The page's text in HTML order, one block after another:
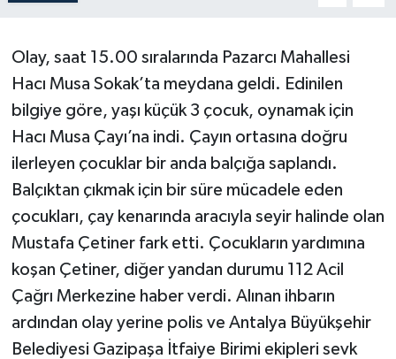
Olay, saat 15.00 sıralarında Pazarcı Mahallesi
Hacı Musa Sokak’ta meydana geldi. Edinilen
bilgiye göre, yaşı küçük 3 çocuk, oynamak için
Hacı Musa Çayı’na indi. Çayın ortasına doğru
ilerleyen çocuklar bir anda balçığa saplandı.
Balçıktan çıkmak için bir süre mücadele eden
çocukları, çay kenarında aracıyla seyir halinde olan
Mustafa Çetiner fark etti. Çocukların yardımına
koşan Çetiner, diğer yandan durumu 112 Acil
Çağrı Merkezine haber verdi. Alınan ihbarın
ardından olay yerine polis ve Antalya Büyükşehir
Belediyesi Gazipaşa İtfaiye Birimi ekipleri sevk